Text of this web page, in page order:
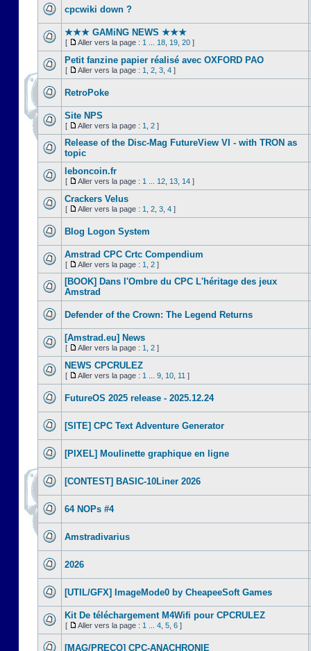
cpcwiki down ?
★★★ GAMiNG NEWS ★★★
[ Aller vers la page : 1 18 19 20 ]
Petit fanzine papier réalisé avec OXFORD PAO
[ Aller vers la page : 1 2 3 4 ]
RetroPoke
Site NPS
[ Aller vers la page : 1 2 ]
Release of the Disc-Mag FutureView VI - with TRON as
topic
leboncoin.fr
[ Aller vers la page : 1 12 13 14 ]
Crackers Velus
[ Aller vers la page : 1 2 3 4 ]
Blog Logon System
Amstrad CPC Crtc Compendium
[ Aller vers la page : 1 2 ]
[BOOK] Dans l'Ombre du CPC L'héritage des jeux
Amstrad
Defender of the Crown: The Legend Returns
[Amstrad.eu] News
[ Aller vers la page : 1 2 ]
NEWS CPCRULEZ
[ Aller vers la page : 1 9 10 11 ]
FutureOS 2025 release - 2025.12.24
[SITE] CPC Text Adventure Generator
[PIXEL] Moulinette graphique en ligne
[CONTEST] BASIC-10Liner 2026
64 NOPs #4
Amstradivarius
2026
[UTIL/GFX] ImageMode0 by CheapeeSoft Games
Kit De téléchargement M4Wifi pour CPCRULEZ
[ Aller vers la page : 1 4 5 6 ]
[MAG/PRECO] CPC-ANACHRONIE